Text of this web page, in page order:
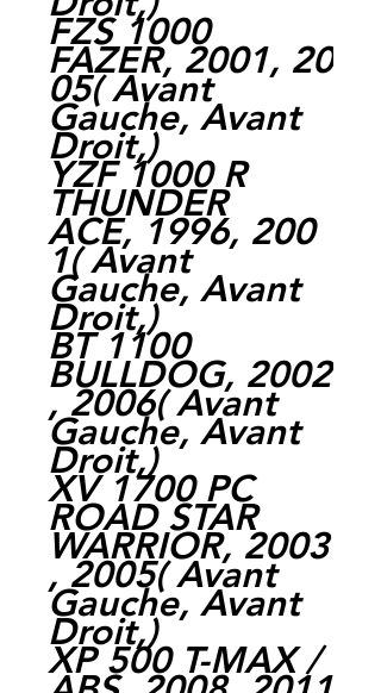
FZS 1000
FAZER, 2001, 20
05( Avant
Gauche, Avant
Droit,)
YZF 1000 R
THUNDER
ACE, 1996, 200
1( Avant
Gauche, Avant
Droit,)
BT 1100
BULLDOG, 2002
, 2006( Avant
Gauche, Avant
Droit,)
XV 1700 PC
ROAD STAR
WARRIOR, 2003
, 2005( Avant
Gauche, Avant
Droit,)
XP 500 T-MAX /